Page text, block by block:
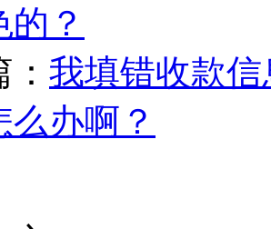
的？
我填错收款
么办啊？